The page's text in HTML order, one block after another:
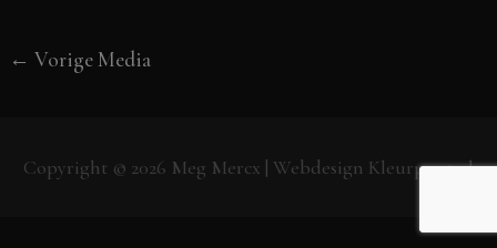
← Vorige Media
Copyright © 2026 Meg Mercx | Webdesign Kleurpunt.nl